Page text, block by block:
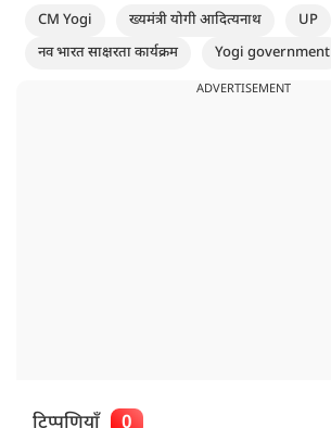
CM Yogi ख्यमंत्री योगी आदित्यनाथ
UP
नव भारत साक्षरता कार्यक्रम
Yogi government
ADVERTISEMENT